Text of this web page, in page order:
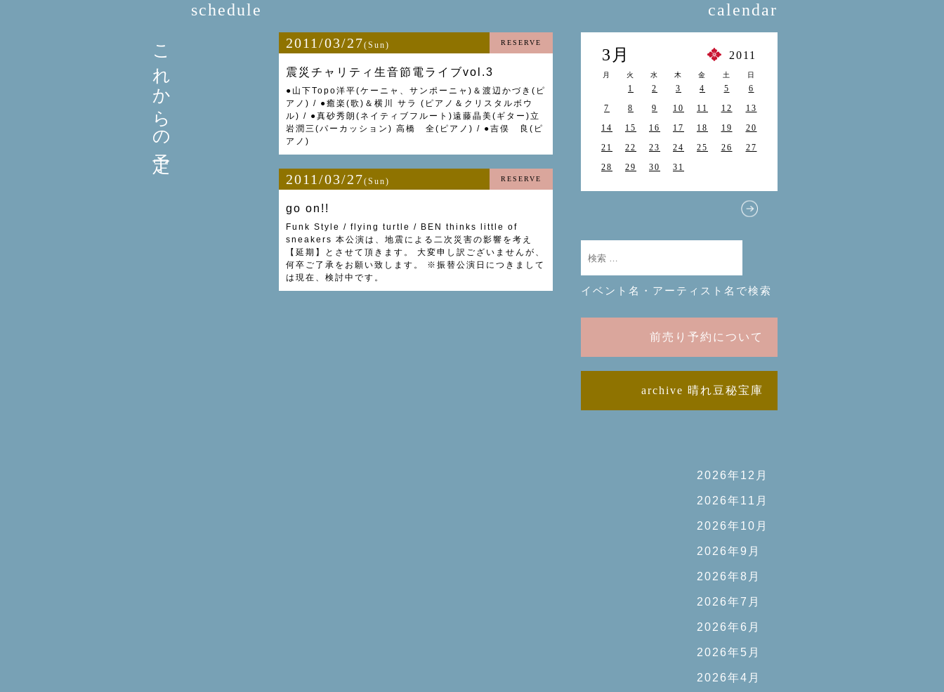
これからの予定
schedule
2011/03/27(Sun) RESERVE
震災チャリティ生音節電ライブvol.3
●山下Topo洋平(ケーニャ、サンポーニャ)＆渡辺かづき(ピ
アノ) / ●癒楽(歌)＆横川 サラ (ピアノ＆クリスタルボウ
ル) / ●真砂秀朗(ネイティブフルート)遠藤晶美(ギター)立
岩潤三(パーカッション) 高橋 全(ピアノ) / ●吉俣 良(ピ
アノ)
2011/03/27(Sun) RESERVE
go on!!
Funk Style / flying turtle / BEN thinks little of
sneakers 本公演は、地震による二次災害の影響を考え
【延期】とさせて頂きます。 大変申し訳ございませんが、
何卒ご了承をお願い致します。 ※振替公演日につきまして
は現在、検討中です。
calendar
3月 2011
月 火 水 木 金 土 日
1 2 3 4 5
6
7
8 9 10 11 12
13
14
15 16 17 18 19
20
21
22 23 24 25 26
27
28
29 30 31
イベント名・アーティスト名で検索
前売り予約について
archive 晴れ豆秘宝庫
2026年12月
2026年11月
2026年10月
2026年9月
2026年8月
2026年7月
2026年6月
2026年5月
2026年4月